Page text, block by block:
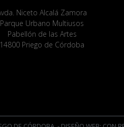
Niceto Alcalá Zamora
Parque Urbano Multiusos
Pabellón de las Artes
14800 Priego de Córdoba